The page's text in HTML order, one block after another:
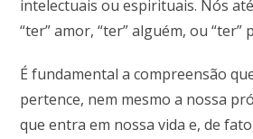
intelectuais ou espirituais. Nós
“ter” amor, “ter” alguém, ou “ter”
É fundamental a compreensão
pertence, nem mesmo a nossa
que entra em nossa vida e, de